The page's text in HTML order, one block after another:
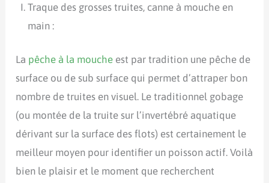
Traque des grosses truites, canne à mouche en
main :
La pêche à la mouche est par tradition une pêche de
surface ou de sub surface qui permet d’attraper bon
nombre de truites en visuel. Le traditionnel gobage
(ou montée de la truite sur l’invertébré aquatique
dérivant sur la surface des flots) est certainement le
meilleur moyen pour identifier un poisson actif. Voilà
bien le plaisir et le moment que recherchent